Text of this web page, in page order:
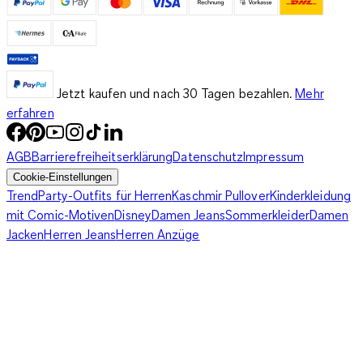
Jetzt kaufen und nach 30 Tagen bezahlen. Mehr
erfahren
AGBBarrierefreiheitserklärungDatenschutzImpressum
Cookie-Einstellungen
TrendParty-Outfits für HerrenKaschmir PulloverKinderkleidung
mit Comic-MotivenDisneyDamen JeansSommerkleiderDamen
JackenHerren JeansHerren Anzüge